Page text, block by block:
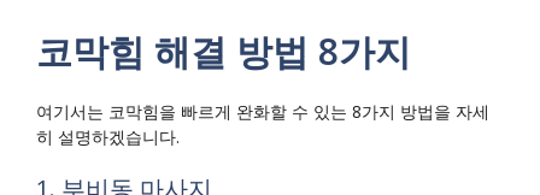
코막힘 해결 방법 8가지
여기서는 코막힘을 빠르게 완화할 수 있는 8가지 방법을 자세
히 설명하겠습니다.
1. 부비동 마사지